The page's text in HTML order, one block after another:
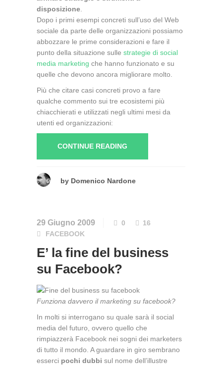
disposizione
Dopo i primi esempi concreti sull’uso del Web
sociale da parte delle organizzazioni possiamo
abbozzare le prime considerazioni e fare il
punto della situazione sulle strategie di social
media marketing che hanno funzionato e su
quelle che devono ancora migliorare molto.
Più che citare casi concreti provo a fare
qualche commento sui tre ecosistemi più
chiacchierati e utilizzati negli ultimi mesi da
utenti ed organizzazioni:
CONTINUE READING
by Domenico Nardone
29 Giugno 2009 0
16
FACEBOOK
E’ la fine del business
su Facebook?
Funziona davvero il marketing su facebook?
In molti si interrogano su quale sarà il social
media del futuro, ovvero quello che
rimpiazzerà Facebook nei sogni dei marketers
di tutto il mondo. A guardare in giro sembrano
esserci pochi dubbi sul nome dell’illustre